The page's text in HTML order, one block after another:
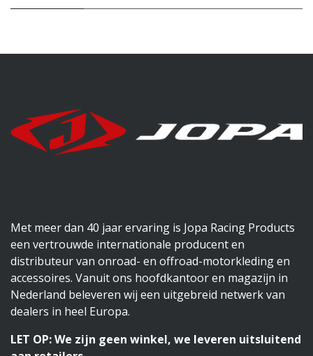
Met meer dan 40 jaar ervaring is Jopa Racing Products
een vertrouwde internationale producent en
distributeur van onroad- en offroad-motorkleding en
accessoires. Vanuit ons hoofdkantoor en magazijn in
Nederland beleveren wij een uitgebreid netwerk van
dealers in heel Europa.
LET OP: We zijn geen winkel, we leveren uitsluitend